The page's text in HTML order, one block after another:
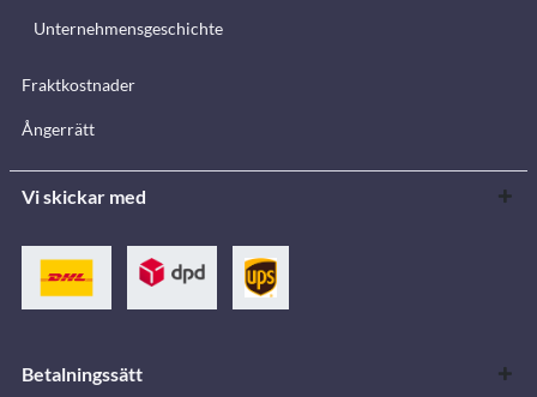
Unternehmensgeschichte
Fraktkostnader
Ångerrätt
Vi skickar med
Betalningssätt